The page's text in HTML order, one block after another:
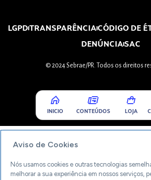
LGPDTRANSPARÊNCIACÓDIGO DE
DENÚNCIASAC
© 2024 Sebrae/PR. Todos os direitos
INICIO CONTEÚDOS LOJA
Aviso de Cookies
Nós usamos cookies e outras tecnologias
melhorar a sua experiência em nossos serviços,